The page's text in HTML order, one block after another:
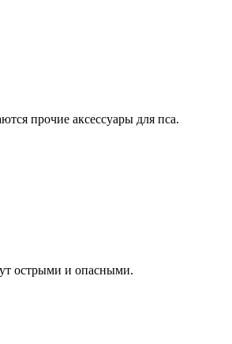
прочие аксессуары для пса.
острыми и опасными.